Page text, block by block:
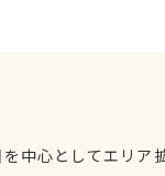
中心としてエリア